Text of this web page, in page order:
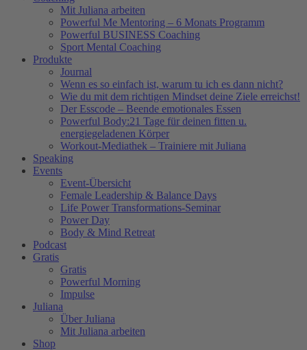
Mit Juliana arbeiten
Powerful Me Mentoring – 6 Monats Programm
Powerful BUSINESS Coaching
Sport Mental Coaching
Produkte
Journal
Wenn es so einfach ist, warum tu ich es dann nicht?
Wie du mit dem richtigen Mindset deine Ziele erreichst!
Der Esscode – Beende emotionales Essen
Powerful Body:21 Tage für deinen fitten u.
energiegeladenen Körper
Workout-Mediathek – Trainiere mit Juliana
Speaking
Events
Event-Übersicht
Female Leadership & Balance Days
Life Power Transformations-Seminar
Power Day
Body & Mind Retreat
Podcast
Gratis
Gratis
Powerful Morning
Impulse
Juliana
Über Juliana
Mit Juliana arbeiten
Shop